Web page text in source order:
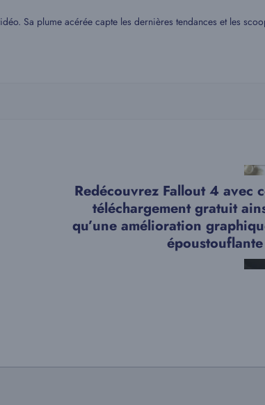
Sa plume acérée capte les dernières tendances et les
Redécouvrez Fallout 4 avec
téléchargement gratuit
qu’une amélioration